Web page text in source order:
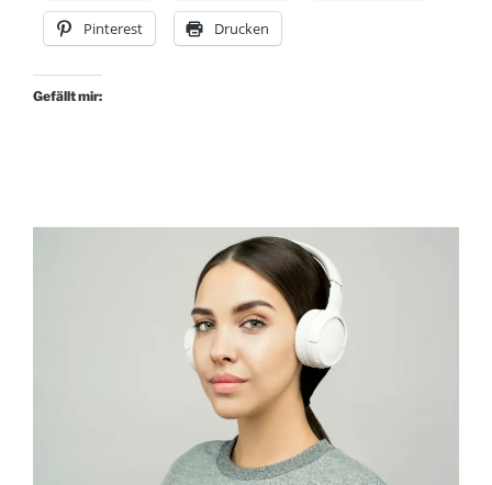
#1:
Availability
Pinterest Drucken
Gefällt mir: